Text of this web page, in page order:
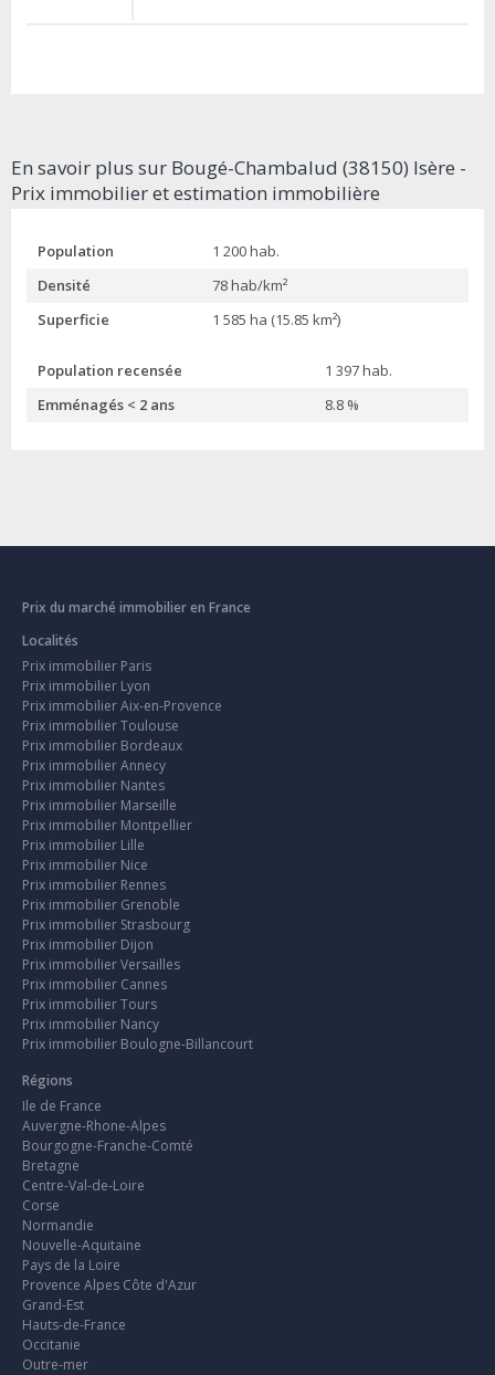
En savoir plus sur Bougé-Chambalud (38150) Isère -
Prix immobilier et estimation immobilière
Population
1 200 hab.
Densité
78 hab/km²
Superficie
1 585 ha (15.85 km²)
Population recensée
1 397 hab.
Emménagés < 2 ans
8.8 %
Prix du marché immobilier en France
Localités
Prix immobilier Paris
Prix immobilier Lyon
Prix immobilier Aix-en-Provence
Prix immobilier Toulouse
Prix immobilier Bordeaux
Prix immobilier Annecy
Prix immobilier Nantes
Prix immobilier Marseille
Prix immobilier Montpellier
Prix immobilier Lille
Prix immobilier Nice
Prix immobilier Rennes
Prix immobilier Grenoble
Prix immobilier Strasbourg
Prix immobilier Dijon
Prix immobilier Versailles
Prix immobilier Cannes
Prix immobilier Tours
Prix immobilier Nancy
Prix immobilier Boulogne-Billancourt
Régions
Ile de France
Auvergne-Rhone-Alpes
Bourgogne-Franche-Comté
Bretagne
Centre-Val-de-Loire
Corse
Normandie
Nouvelle-Aquitaine
Pays de la Loire
Provence Alpes Côte d'Azur
Grand-Est
Hauts-de-France
Occitanie
Outre-mer